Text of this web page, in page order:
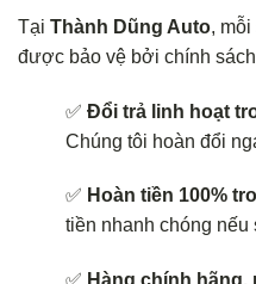
Tại Thành Dũng Auto,
được bảo vệ bởi chính
✅ Đổi trả linh hoạt
Chúng tôi hoàn đổi
✅ Hoàn tiền 100%
tiền nhanh chóng nếu